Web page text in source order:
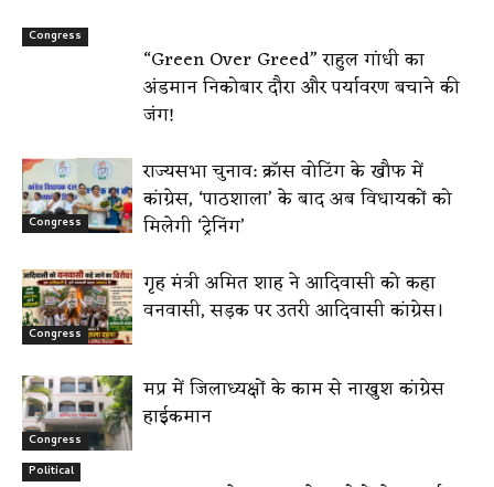
Congress
“Green Over Greed” राहुल गांधी का
अंडमान निकोबार दौरा और पर्यावरण बचाने की
जंग!
Congress
राज्यसभा चुनाव: क्रॉस वोटिंग के खौफ में
कांग्रेस, ‘पाठशाला’ के बाद अब विधायकों को
मिलेगी ‘ट्रेनिंग’
Congress
गृह मंत्री अमित शाह ने आदिवासी को कहा
वनवासी, सड़क पर उतरी आदिवासी कांग्रेस।
Congress
मप्र में जिलाध्यक्षों के काम से नाखुश कांग्रेस
हाईकमान
Political